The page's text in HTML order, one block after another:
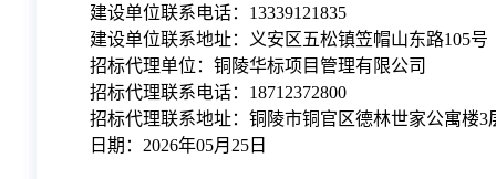
建设单位联系电话： 13339121835
建设单位联系地址：义安区五松镇笠帽山东路105号
招标代理单位： 铜陵华标项目管理有限公司
招标代理联系电话： 18712372800
招标代理联系地址： 铜陵市铜官区德林世家公寓楼3
日期： 2026年05月 25 日